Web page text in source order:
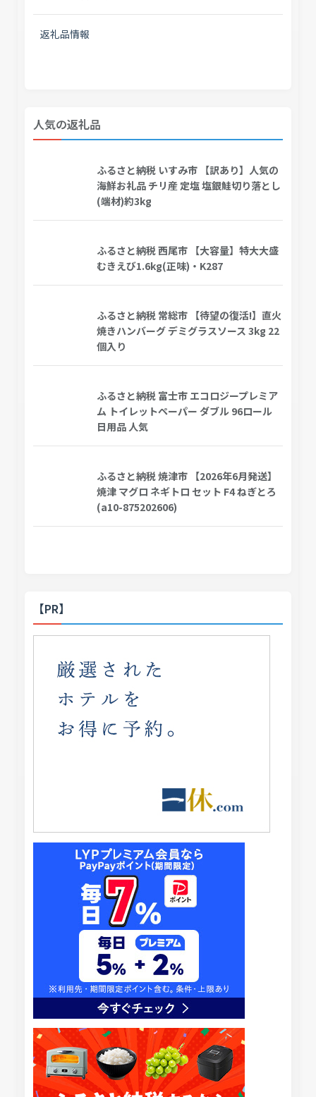
返礼品情報
人気の返礼品
ふるさと納税 いすみ市 【訳あり】人気の
海鮮お礼品 チリ産 定塩 塩銀鮭切り落とし
(端材)約3kg
ふるさと納税 西尾市 【大容量】特大大盛
むきえび1.6kg(正味)・K287
ふるさと納税 常総市 【待望の復活!】直火
焼きハンバーグ デミグラスソース 3kg 22
個入り
ふるさと納税 富士市 エコロジープレミア
ム トイレットペーパー ダブル 96ロール
日用品 人気
ふるさと納税 焼津市 【2026年6月発送】
焼津 マグロ ネギトロ セット F4 ねぎとろ
(a10-875202606)
【PR】